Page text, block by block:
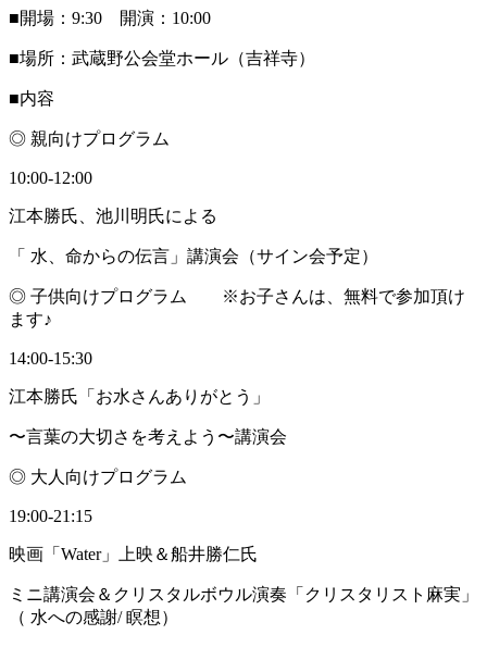
■開場：9:30 開演：10:00
■場所：武蔵野公会堂ホール（吉祥寺）
■内容
◎ 親向けプログラム
10:00-12:00
江本勝氏、池川明氏による
「 水、命からの伝言」講演会（サイン会予定）
◎ 子供向けプログラム ※お子さんは、無料で参加頂け
ます♪
14:00-15:30
江本勝氏「お水さんありがとう」
〜言葉の大切さを考えよう〜講演会
◎ 大人向けプログラム
19:00-21:15
映画「Water」上映＆船井勝仁氏
ミニ講演会＆クリスタルボウル演奏「クリスタリスト麻実」
（ 水への感謝/ 瞑想）